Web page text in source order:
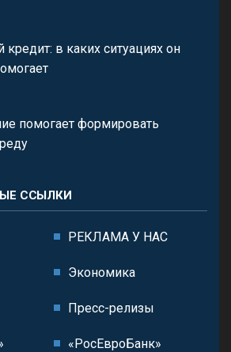
кредит: в каких ситуациях он
помогает формировать
ССЫЛКИ
РЕКЛАМА У НАС
Экономика
Пресс-релизы
«РосЕвроБанк»